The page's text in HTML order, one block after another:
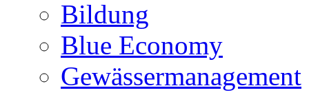
Bildung
Blue Economy
Gewässermanagement